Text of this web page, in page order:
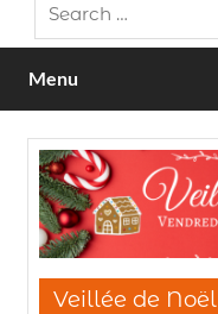
Menu
Veillée de Noël